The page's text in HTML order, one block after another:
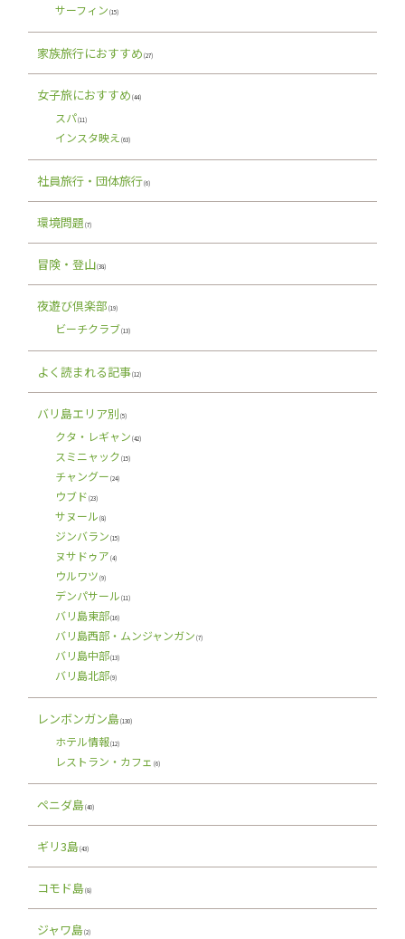
サーフィン (15)
家族旅行におすすめ (27)
女子旅におすすめ (44)
スパ(11)
インスタ映え (63)
社員旅行・団体旅行(6)
環境問題 (7)
冒険・登山(38)
夜遊び倶楽部 (19)
ビーチクラブ(13)
よく読まれる記事(12)
バリ島エリア別 (5)
クタ・レギャン (42)
スミニャック (15)
チャングー (24)
ウブド (23)
サヌール (8)
ジンバラン (15)
ヌサドゥア (4)
ウルワツ (9)
デンパサール (11)
バリ島東部(16)
バリ島西部・ムンジャンガン (7)
バリ島中部(13)
バリ島北部(9)
レンボンガン島(130)
ホテル情報(12)
レストラン・カフェ (6)
ペニダ島(40)
ギリ3島(43)
コモド島(8)
ジャワ島(2)